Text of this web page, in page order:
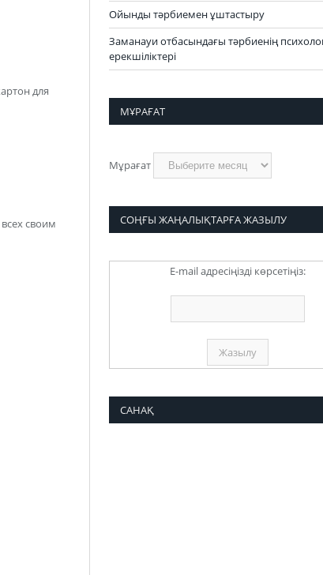
для
своим
Ойынды тәрбиемен ұштастыру
Заманауи отбасындағы тәрбиенің
ерекшіліктері
МҰРАҒАТ
Мұрағат
СОҢҒЫ ЖАҢАЛЫҚТАРҒА ЖАЗЫЛУ
E-mail адресіңізді көрсетіңіз:
САНАҚ